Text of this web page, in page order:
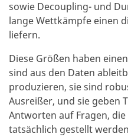
sowie Decoupling- und
lange Wettkämpfe einen
liefern.
Diese Größen haben
sind aus den Daten
produzieren, sie sind
Ausreißer, und sie geben
Antworten auf Fragen,
tatsächlich gestellt